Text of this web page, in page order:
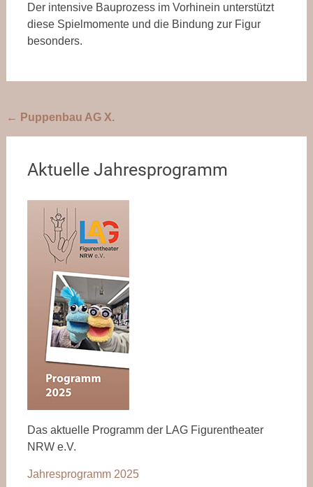
Der intensive Bauprozess im Vorhinein unterstützt
diese Spielmomente und die Bindung zur Figur
besonders.
Beitragsnavigation
← Puppenbau AG X.
Aktuelle Jahresprogramm
Das aktuelle Programm der LAG Figurentheater
NRW e.V.
Jahresprogramm 2025